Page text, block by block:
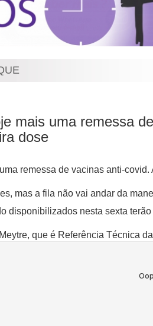
mais uma remessa
dose
remessa de vacinas anti-
mas a fila não vai andar da
disponibilizados nesta sexta
que é Referência Técnica